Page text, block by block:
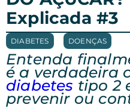
Explicada #3
DIABETES DOENÇAS
Entenda
é a verdadeira
diabetes tipo 2
prevenir ou